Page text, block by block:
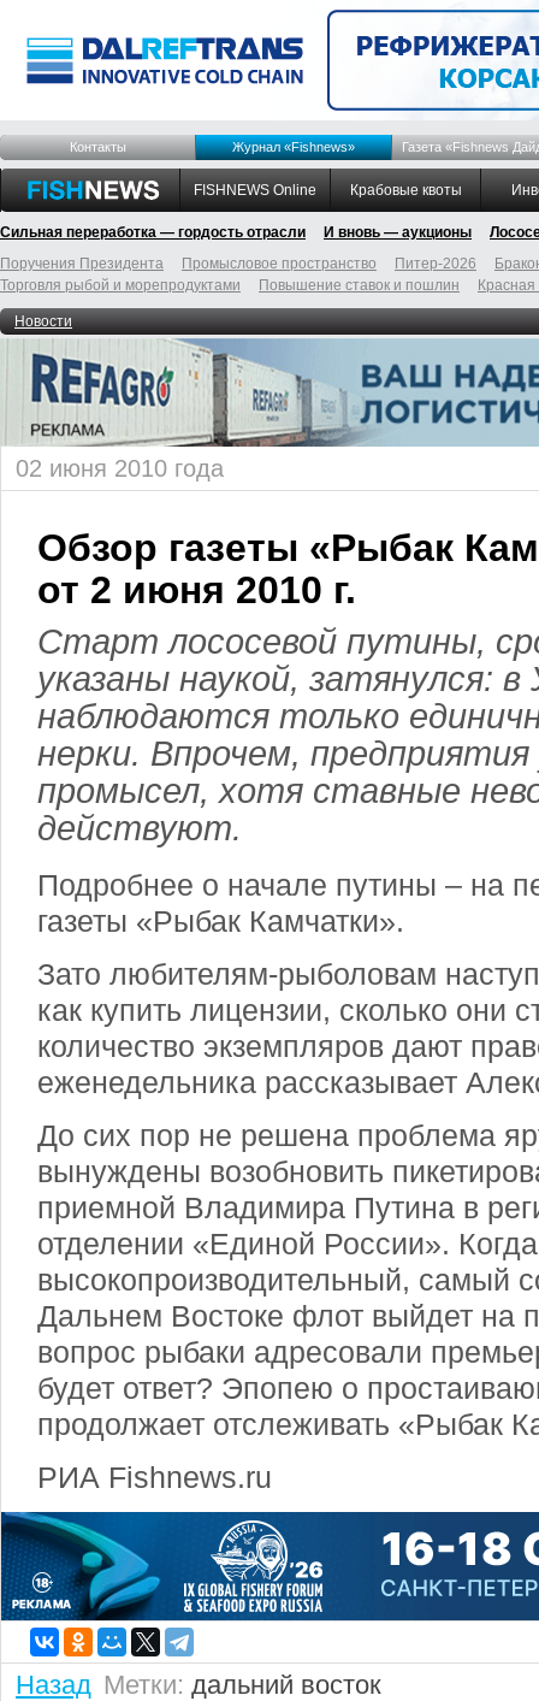
Контакты Журнал «Fishnews» Газета «Fishnews
FISHNEWS Online Крабовые квоты
Сильная переработка — гордость отрасли И вновь — аукционы
Поручения Президента
Промысловое пространство Питер-2026
Торговля рыбой и морепродуктами
Повышение ставок и пошлин
Новости
02 июня 2010 года
Обзор газеты «Рыбак
от 2 июня 2010 г.
Старт лососевой путины,
указаны наукой, затянулся:
наблюдаются только
нерки. Впрочем, предприятия
промысел, хотя ставные
действуют.
Подробнее о начале путины – на
газеты «Рыбак Камчатки».
Зато любителям-рыболовам
как купить лицензии, сколько они
количество экземпляров дают
еженедельника рассказывает
До сих пор не решена проблема
вынуждены возобновить
приемной Владимира Путина в
отделении «Единой России».
высокопроизводительный, самый
Дальнем Востоке флот выйдет на
вопрос рыбаки адресовали
будет ответ? Эпопею о
продолжает отслеживать «Рыбак
РИА Fishnews.ru
Назад Метки: дальний восток